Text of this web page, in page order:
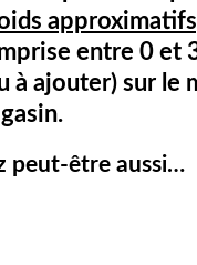
entre 0 et
à ajouter) sur le
peut-être aussi…